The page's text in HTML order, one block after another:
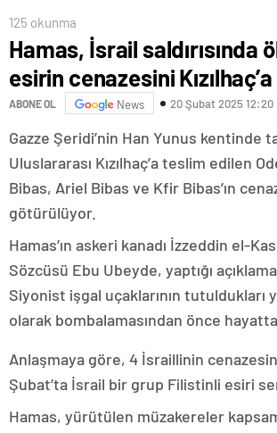
125 okunma
Hamas, İsrail saldırısında
esirin cenazesini
ABONE OL News 20 Şubat 2025 12:20
Gazze Şeridi’nin Han Yunus kentinde
Uluslararası Kızılhaç’a teslim edilen
Bibas, Ariel Bibas ve Kfir Bibas’ın
götürülüyor.
Hamas’ın askeri kanadı İzzeddin el-
Sözcüsü Ebu Ubeyde, yaptığı
Siyonist işgal uçaklarının tutuldukları
olarak bombalamasından önce
Anlaşmaya göre, 4 İsraillinin
Şubat’ta İsrail bir grup Filistinli esiri
Hamas, yürütülen müzakereler